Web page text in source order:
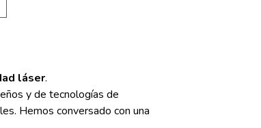
láser.
y de tecnologías de
Hemos conversado con una